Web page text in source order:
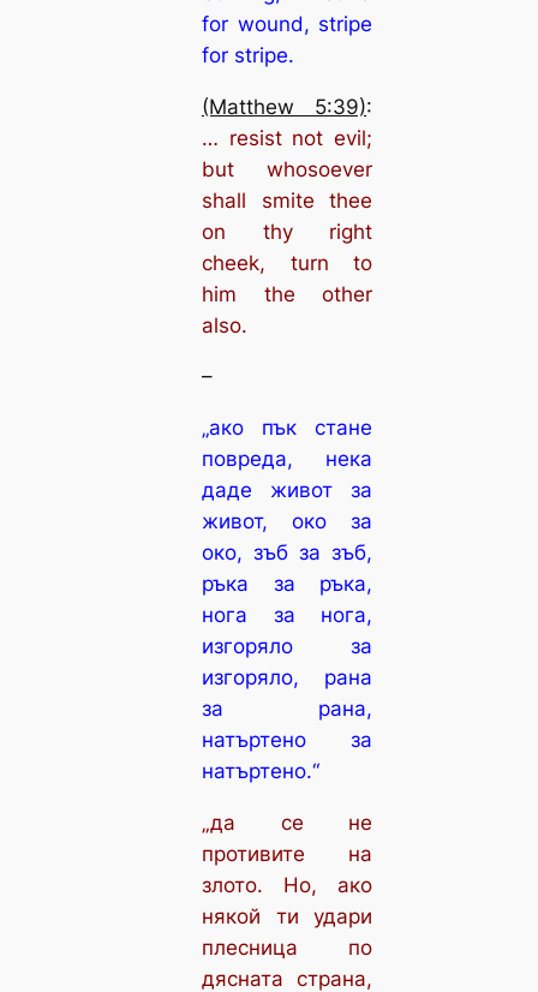
for wound, stripe
for stripe.
(Matthew 5:39):
… resist not evil;
but whosoever
shall smite thee
on thy right
cheek, turn to
him the other
also.
–
„ако пък стане
повреда, нека
даде живот за
живот, око за
око, зъб за зъб,
ръка за ръка,
нога за нога,
изгоряло за
изгоряло, рана
за рана,
натъртено за
натъртено.“
„да се не
противите на
злото. Но, ако
някой ти удари
плесница по
дясната страна,